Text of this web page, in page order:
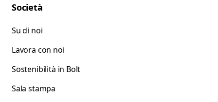
Società
Su di noi
Lavora con noi
Sostenibilità in Bolt
Sala stampa